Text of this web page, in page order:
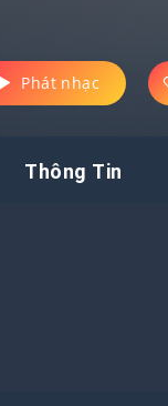
Phát nhạc
Thông Tin